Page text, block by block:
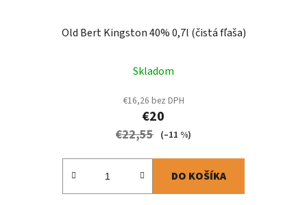
Old Bert Kingston 40% 0,7l (čistá fľaša)
Skladom
€16,26 bez DPH
€20
€22,55 (–11 %)
DO KOŠÍKA